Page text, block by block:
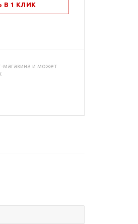
В 1 КЛИК
магазина и может